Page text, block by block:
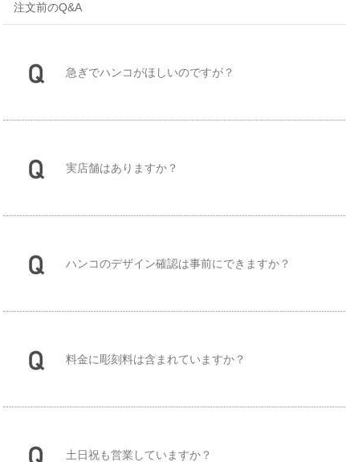
注文前のQ&A
急ぎでハンコがほしいのですが？
実店舗はありますか？
ハンコのデザイン確認は事前にできますか？
料金に彫刻料は含まれていますか？
土日祝も営業していますか？